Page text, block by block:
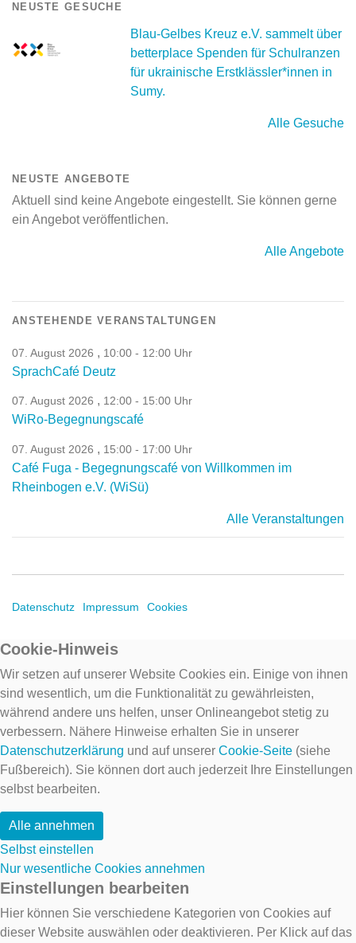
NEUSTE GESUCHE
Blau-Gelbes Kreuz e.V. sammelt über
betterplace Spenden für Schulranzen
für ukrainische Erstklässler*innen in
Sumy.
Alle Gesuche
NEUSTE ANGEBOTE
Aktuell sind keine Angebote eingestellt. Sie können gerne
ein Angebot veröffentlichen.
Alle Angebote
ANSTEHENDE VERANSTALTUNGEN
07. August 2026 , 10:00 - 12:00 Uhr
SprachCafé Deutz
07. August 2026 , 12:00 - 15:00 Uhr
WiRo-Begegnungscafé
07. August 2026 , 15:00 - 17:00 Uhr
Café Fuga - Begegnungscafé von Willkommen im
Rheinbogen e.V. (WiSü)
Alle Veranstaltungen
Datenschutz Impressum Cookies
Cookie-Hinweis
Wir setzen auf unserer Website Cookies ein. Einige von ihnen
sind wesentlich, um die Funktionalität zu gewährleisten,
während andere uns helfen, unser Onlineangebot stetig zu
verbessern. Nähere Hinweise erhalten Sie in unserer
Datenschutzerklärung und auf unserer Cookie-Seite (siehe
Fußbereich). Sie können dort auch jederzeit Ihre Einstellungen
selbst bearbeiten.
Alle annehmen
Selbst einstellen
Nur wesentliche Cookies annehmen
Einstellungen bearbeiten
Hier können Sie verschiedene Kategorien von Cookies auf
dieser Website auswählen oder deaktivieren. Per Klick auf das